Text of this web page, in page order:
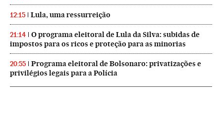
12:15 Lula, uma ressurreição
21:14
O programa eleitoral de Lula da Silva: subidas de
impostos para os ricos e proteção para as minorias
20:55
Programa eleitoral de Bolsonaro: privatizações e
privilégios legais para a Polícia